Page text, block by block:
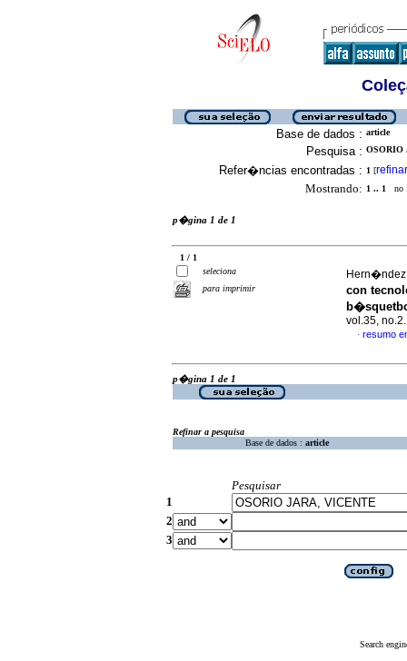
Base de dados : article
Pesquisa : OSORIO
Refer�ncias encontradas : 1 [refinar
Mostrando: 1 .. 1 no
p�gina 1 de 1
1 / 1
seleciona
para imprimir
con
vol.35,
· resumo
p�gina 1 de 1
Refinar a pesquisa
Base de dados : article
Pesquisar
1
2
3
Search